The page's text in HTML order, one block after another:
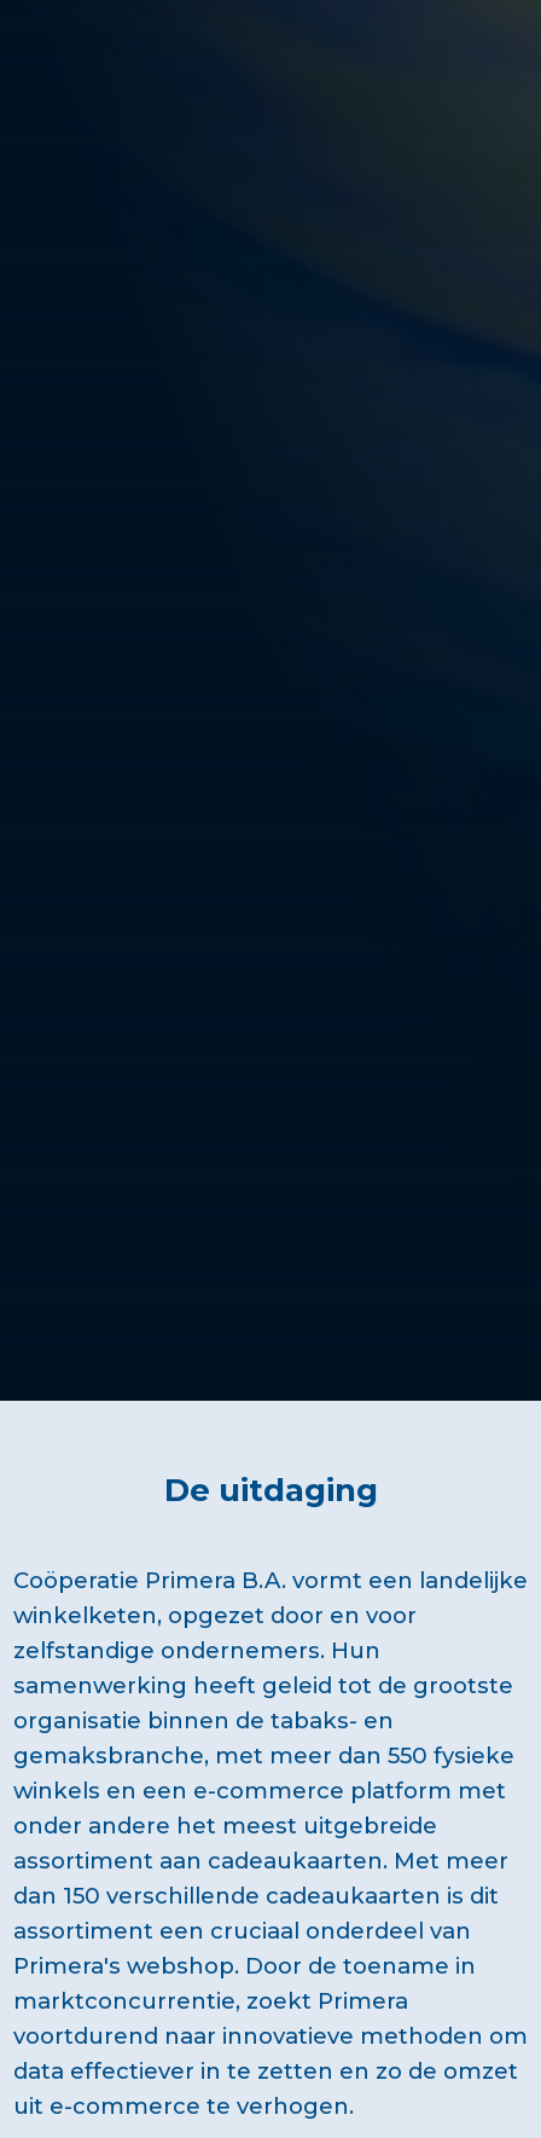
De uitdaging
Coöperatie Primera B.A. vormt een landelijke
winkelketen, opgezet door en voor
zelfstandige ondernemers. Hun
samenwerking heeft geleid tot de grootste
organisatie binnen de tabaks- en
gemaksbranche, met meer dan 550 fysieke
winkels en een e-commerce platform met
onder andere het meest uitgebreide
assortiment aan cadeaukaarten. Met meer
dan 150 verschillende cadeaukaarten is dit
assortiment een cruciaal onderdeel van
Primera's webshop. Door de toename in
marktconcurrentie, zoekt Primera
voortdurend naar innovatieve methoden om
data effectiever in te zetten en zo de omzet
uit e-commerce te verhogen.